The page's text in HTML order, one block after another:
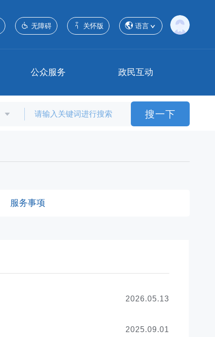
无障碍 关怀版 语言
公众服务 政民互动
搜一下
服务事项
2026.05.13
2025.09.01